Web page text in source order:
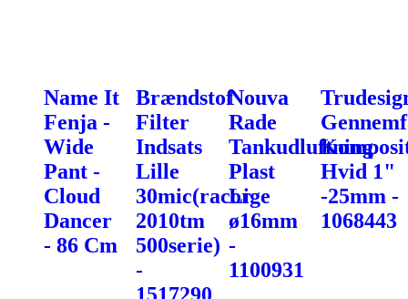
Name It
Fenja -
Wide
Pant -
Cloud
Dancer
- 86 Cm
Brændstof
Filter
Indsats
Lille
30mic(racor
2010tm
500serie)
-
Nouva
Rade
Tankudluftning
Plast
Lige
ø16mm
-
1100931
Hvid 1"
-25mm -
1068443